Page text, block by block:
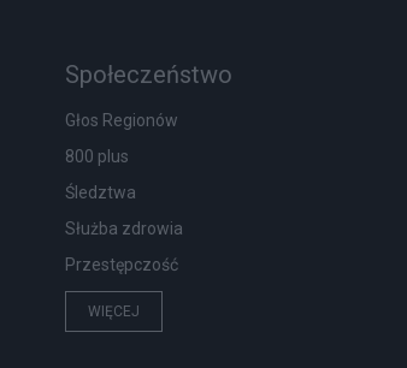
Społeczeństwo
Głos Regionów
800 plus
Śledztwa
Służba zdrowia
Przestępczość
WIĘCEJ